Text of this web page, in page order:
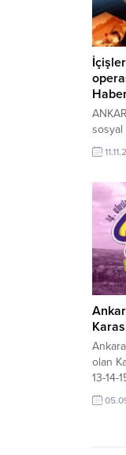
sosyal
olan
13-14-